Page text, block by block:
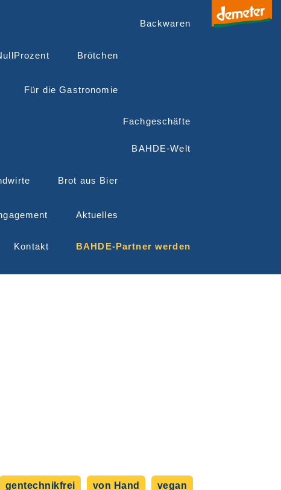
Backwaren
Brötchen
Für die Gastronomie
Fachgeschäfte
BAHDE-Welt
Brot aus Bier
Aktuelles
Kontakt BAHDE-Partner werden
gentechnikfrei von Hand vegan